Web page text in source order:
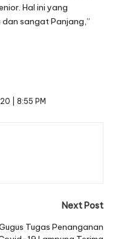
Hal ini yang
sangat Panjang,”
| 8:55 PM
Next Post
Tugas Penanganan